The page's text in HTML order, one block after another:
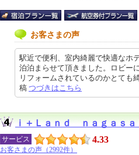
お客さまの声
駅近で便利、室内綺麗で快適なホ
泊泊まらせて頂きました。ロビー
リフォームされているのかとて
稿 つづきはこちら
ｉ＋Ｌａｎｄ ｎａｇａｓ
サービス 4.33
お客さまの声（2992件）